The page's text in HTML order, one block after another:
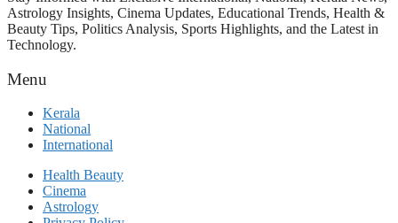
Astrology Insights, Cinema Updates, Educational Trends, Health &
Beauty Tips, Politics Analysis, Sports Highlights, and the Latest in
Technology.
Menu
Kerala
National
International
Health Beauty
Cinema
Astrology